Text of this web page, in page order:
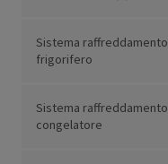
Sistema raffreddamento
frigorifero
Sistema raffreddamento
congelatore